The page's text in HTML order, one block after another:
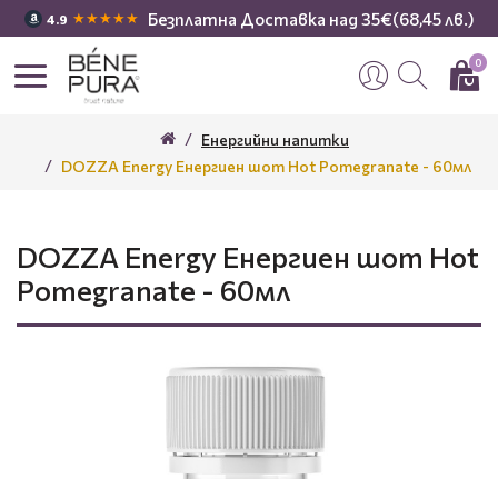
4.9 ★★★★★ Безплатна Доставка над 35€(68,45 лв.)
0
Енергийни напитки
DOZZA Energy Енергиен шот Hot Pomegranate - 60мл
DOZZA Energy Енергиен шот Hot
Pomegranate - 60мл